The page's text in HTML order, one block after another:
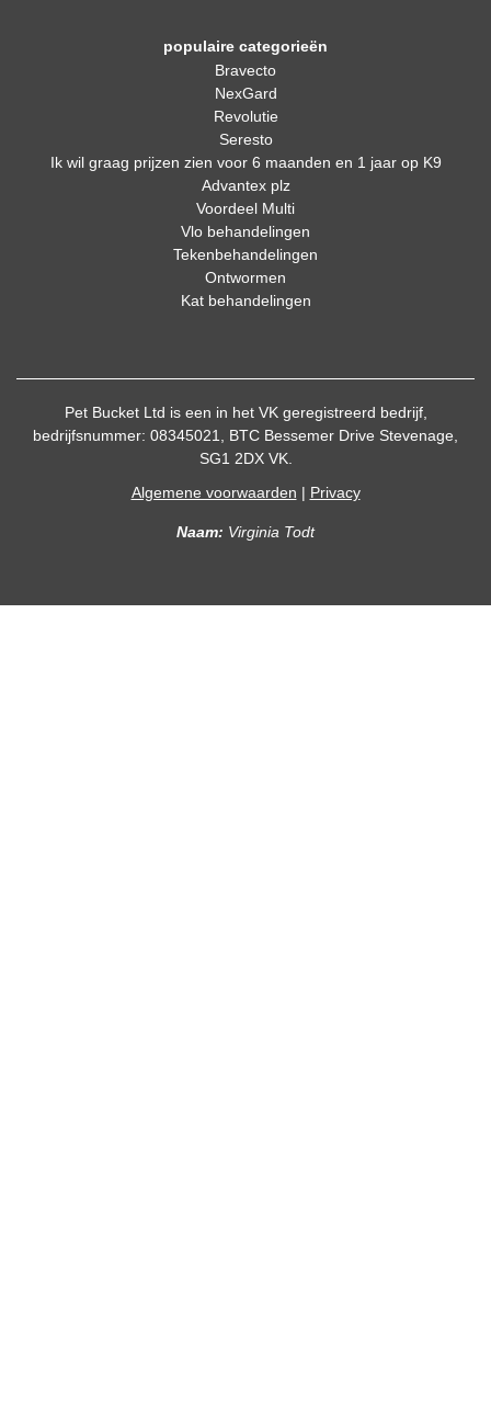
populaire categorieën
Bravecto
NexGard
Revolutie
Seresto
Ik wil graag prijzen zien voor 6 maanden en 1 jaar op K9
Advantex plz
Voordeel Multi
Vlo behandelingen
Tekenbehandelingen
Ontwormen
Kat behandelingen
Pet Bucket Ltd is een in het VK geregistreerd bedrijf,
bedrijfsnummer: 08345021, BTC Bessemer Drive Stevenage,
SG1 2DX VK.
Algemene voorwaarden | Privacy
Naam: Virginia Todt